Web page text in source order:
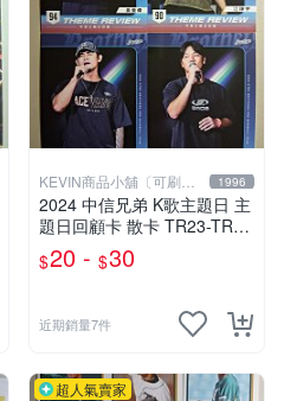
KEVIN商品小舖〔可刷
卡〕
1996
2024 中信兄弟 K歌主題日 主
題日回顧卡 散卡 TR23-TR26
吳俊偉 江坤宇 張志豪 詹子賢
2025 CTBC
$20 - $30
近期銷量7件
超人氣賣家